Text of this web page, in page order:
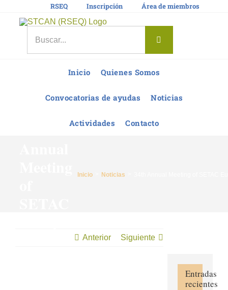
RSEQ Inscripción Área de miembros
Inicio Quienes Somos
Convocatorias de ayudas Noticias
Actividades Contacto
Inicio Noticias
Anterior Siguiente
Entradas
recientes